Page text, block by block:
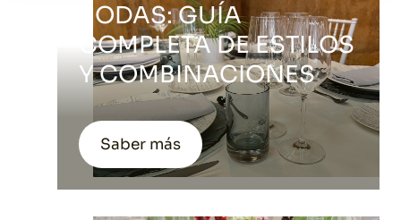
BODAS: GUÍA
COMPLETA DE ESTILOS
Y COMBINACIONES
Saber más
ALQUILER VS COMPRA